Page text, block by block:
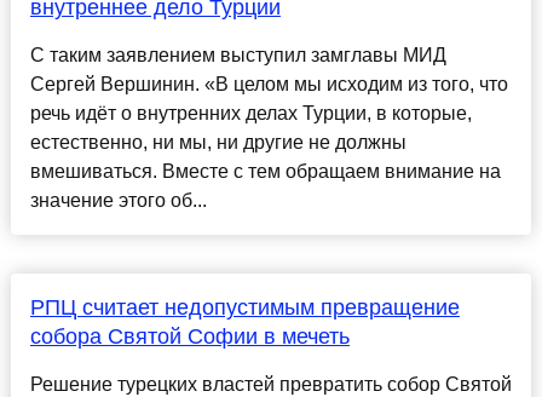
внутреннее дело Турции
С таким заявлением выступил замглавы МИД
Сергей Вершинин. «В целом мы исходим из того, что
речь идёт о внутренних делах Турции, в которые,
естественно, ни мы, ни другие не должны
вмешиваться. Вместе с тем обращаем внимание на
значение этого об...
РПЦ считает недопустимым превращение
собора Святой Софии в мечеть
Решение турецких властей превратить собор Святой